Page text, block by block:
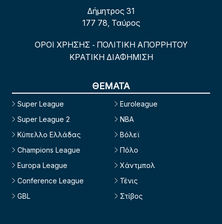
Δήμητρος 31
177 78, Ταύρος
ΟΡΟΙ ΧΡΗΣΗΣ - ΠΟΛΙΤΙΚΗ ΑΠΟΡΡΗΤΟΥ
ΚΡΑΤΙΚΗ ΔΙΑΦΗΜΙΣΗ
ΘΕΜΑΤΑ
Super League
Super League 2
Κύπελλο Ελλάδας
Champions League
Europa League
Conference League
GBL
Euroleague
NBA
Βόλεϊ
Πόλο
Χάντμπολ
Τένις
Στίβος